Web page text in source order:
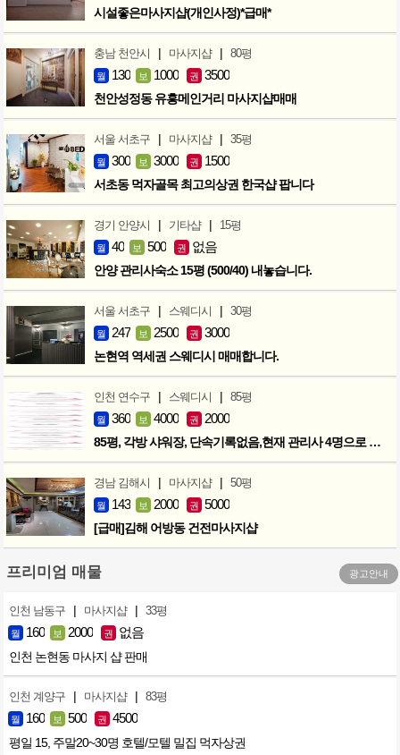
시설좋은마사지샵(개인사정)*급매*
충남 천안시 | 마사지샵 | 80평
월 130 보 1000 권 3500
천안성정동 유흥메인거리 마사지샵매매
서울 서초구 | 마사지샵 | 35평
월 300 보 3000 권 1500
서초동 먹자골목 최고의상권 한국샵 팝니다
경기 안양시 | 기타샵 | 15평
월 40 보 500 권 없음
안양 관리사숙소 15평 (500/40) 내놓습니다.
서울 서초구 | 스웨디시 | 30평
월 247 보 2500 권 3000
논현역 역세권 스웨디시 매매합니다.
인천 연수구 | 스웨디시 | 85평
월 360 보 4000 권 2000
85평, 각방 샤워장, 단속기록없음,현재 관리사 4명으로 성업중
경남 김해시 | 마사지샵 | 50평
월 143 보 2000 권 5000
[급매]김해 어방동 건전마사지샵
프리미엄 매물 광고안내
인천 남동구 | 마사지샵 | 33평
월 160 보 2000 권 없음
인천 논현동 마사지 샵 판매
인천 계양구 | 마사지샵 | 83평
월 160 보 500 권 4500
평일 15, 주말20~30명 호텔/모텔 밀집 먹자상권